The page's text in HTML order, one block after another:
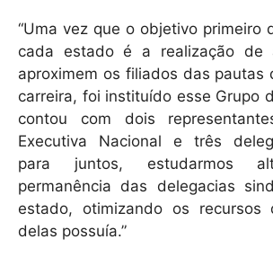
“Uma vez que o objetivo primeiro
cada estado é a realização de
aproximem os filiados das pautas
carreira, foi instituído esse Grupo
contou com dois
Executiva Nacional e três
para juntos, estudarmos
permanência das delegacias
estado, otimizando os recursos
delas possuía.”